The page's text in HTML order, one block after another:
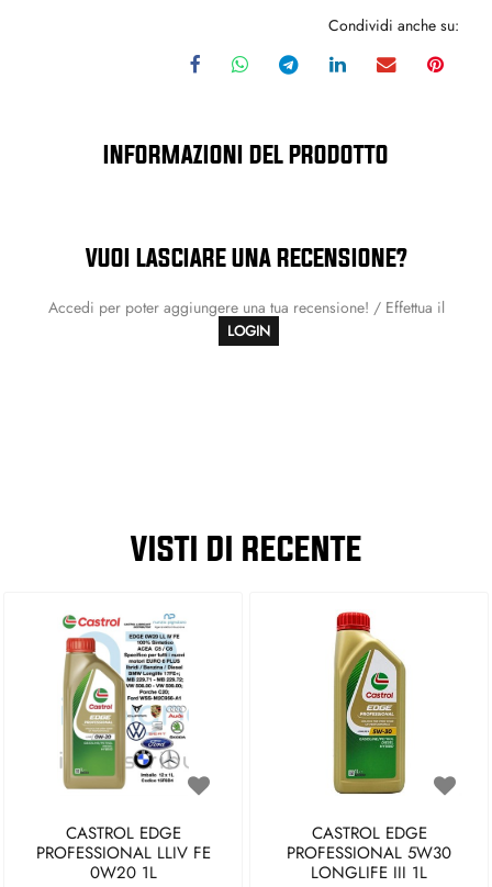
Condividi anche su:
INFORMAZIONI DEL PRODOTTO
VUOI LASCIARE UNA RECENSIONE?
Accedi per poter aggiungere una tua recensione! / Effettua il
LOGIN
VISTI DI RECENTE
CASTROL EDGE
PROFESSIONAL LLIV FE
0W20 1L
CASTROL EDGE
PROFESSIONAL 5W30
LONGLIFE III 1L